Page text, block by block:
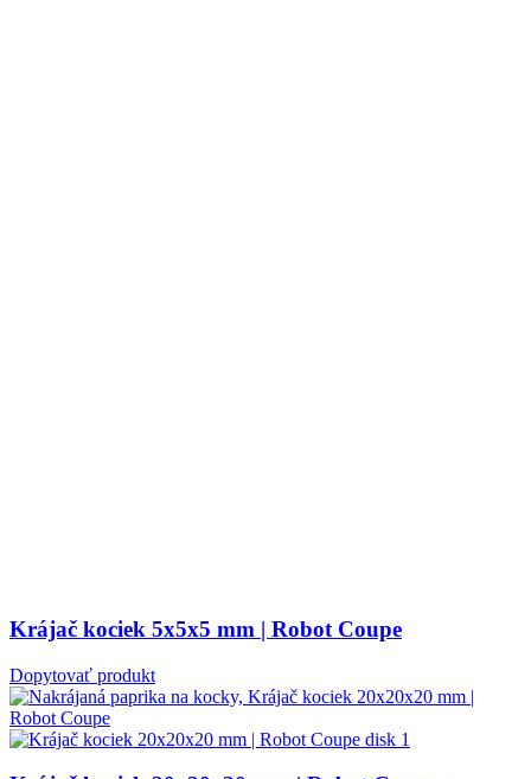
Krájač kociek 5x5x5 mm | Robot Coupe
Dopytovať produkt